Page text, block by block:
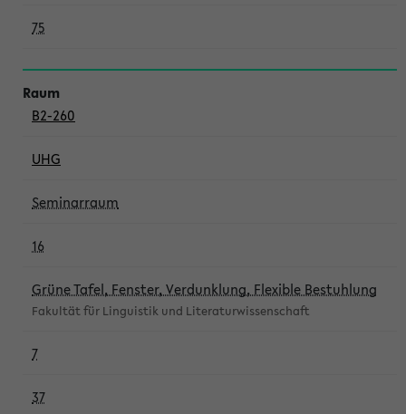
75
B2-260
UHG
Seminarraum
16
Grüne Tafel, Fenster, Verdunklung, Flexible Bestuhlung
Fakultät für Linguistik und Literaturwissenschaft
7
37